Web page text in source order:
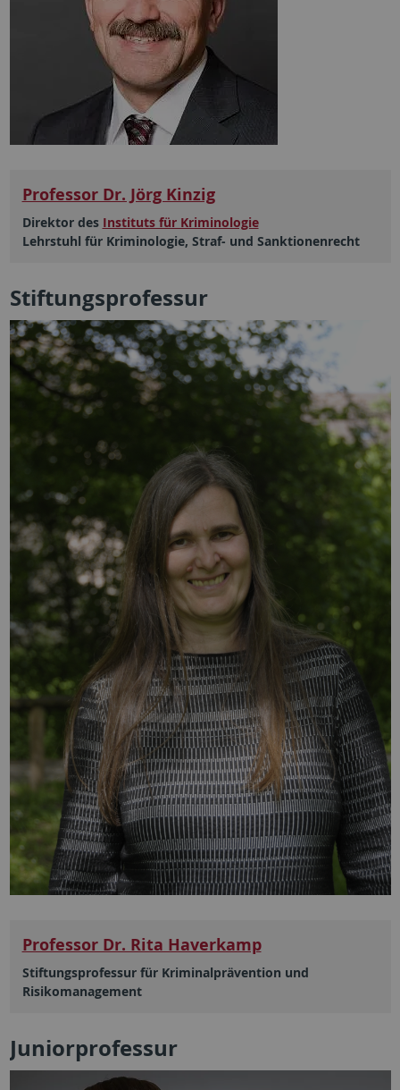
Professor Dr. Jörg Kinzig
Direktor des Instituts für Kriminologie
Lehrstuhl für Kriminologie, Straf- und Sanktionenrecht
Stiftungsprofessur
Professor Dr. Rita Haverkamp
Stiftungsprofessur für Kriminalprävention und
Risikomanagement
Juniorprofessur